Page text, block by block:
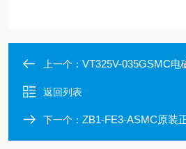
上一个： VT325V-035GSMC电
返回列表
下一个： ZB1-FE3-ASMC原装正品过